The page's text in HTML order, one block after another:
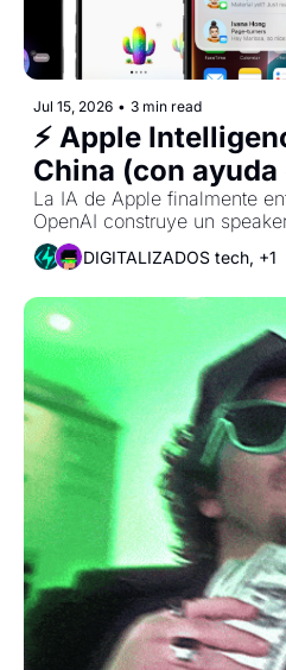
Jul 15, 2026 • 3 min read
⚡ Apple
China (con
La IA de Apple finalmente
OpenAI construye un
DIGITALIZADOS tech, +1